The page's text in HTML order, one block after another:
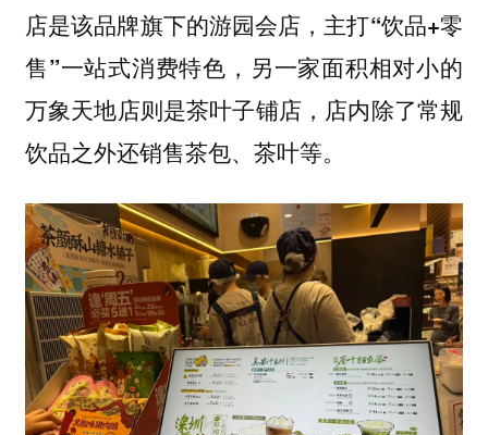
店是该品牌旗下的游园会店， 主打“饮品+零
售”一站式消费特色，另一家面积相对小的
万象天地店则是茶叶子铺店，店内除了常规
饮品之外还销售茶包、茶叶等。